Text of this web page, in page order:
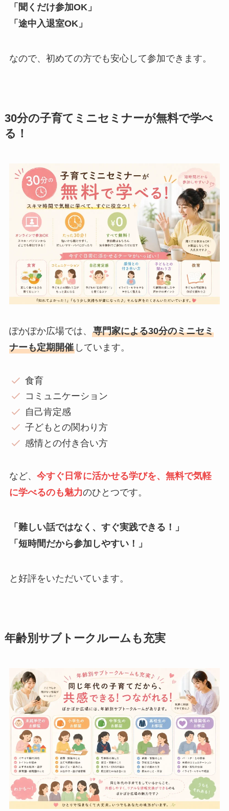
「聞くだけ参加OK」
「途中入退室OK」
なので、初めての方でも安心して参加できます。
30分の子育てミニセミナーが無料で学べ
る！
ぽかぽか広場では、 専門家による30分のミニセミ
ナーも定期開催しています。
食育
コミュニケーション
自己肯定感
子どもとの関わり方
感情との付き合い方
など、 今すぐ日常に活かせる学びを、無料で気軽
に学べるのも魅力のひとつです。
「難しい話ではなく、すぐ実践できる！」
「短時間だから参加しやすい！」
と好評をいただいています。
年齢別サブトークルームも充実